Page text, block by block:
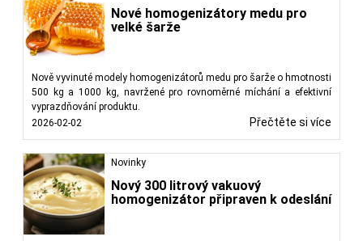
Nové homogenizátory medu pro
velké šarže
Nově vyvinuté modely homogenizátorů medu pro šarže o hmotnosti
500 kg a 1000 kg, navržené pro rovnoměrné míchání a efektivní
vyprazdňování produktu.
2026-02-02
Přečtěte si více
Novinky
Nový 300 litrový vakuový
homogenizátor připraven k odeslání